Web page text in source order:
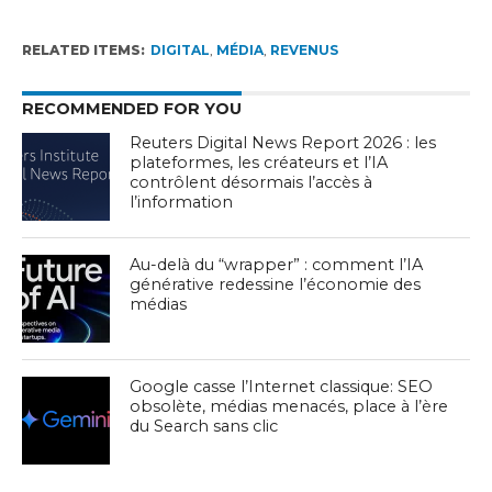
RELATED ITEMS: DIGITAL, MÉDIA, REVENUS
RECOMMENDED FOR YOU
Reuters Digital News Report 2026 : les
plateformes, les créateurs et l’IA
contrôlent désormais l’accès à
l’information
Au-delà du “wrapper” : comment l’IA
générative redessine l’économie des
médias
Google casse l’Internet classique: SEO
obsolète, médias menacés, place à l’ère
du Search sans clic